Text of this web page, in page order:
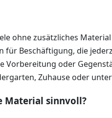
ohne zusätzliches
für Beschäftigung, die
Vorbereitung oder
Zuhause oder
Material sinnvoll?